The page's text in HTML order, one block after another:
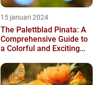
15 januari 2024
The Palettblad Pinata: A
Comprehensive Guide to
a Colorful and Exciting